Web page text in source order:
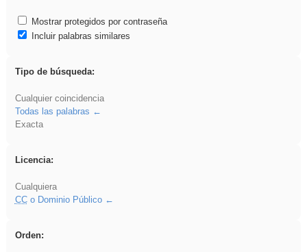
Mostrar protegidos por contraseña
Incluir palabras similares
Tipo de búsqueda:
Cualquier coincidencia
Todas las palabras
Exacta
Licencia:
Cualquiera
CCo Dominio Público
Orden: